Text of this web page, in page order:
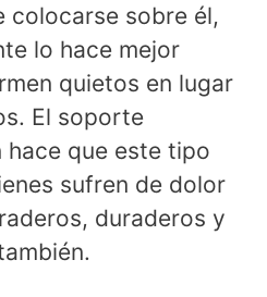
colocarse sobre él,
lo hace mejor
quietos en lugar
El soporte
hace que este tipo
sufren de dolor
duraderos y